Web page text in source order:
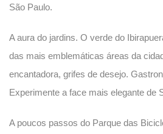
São Paulo.
A aura do jardins. O verde do
das mais emblemáticas áreas da
encantadora, grifes de desejo.
Experimente a face mais elegante de
A poucos passos do Parque das